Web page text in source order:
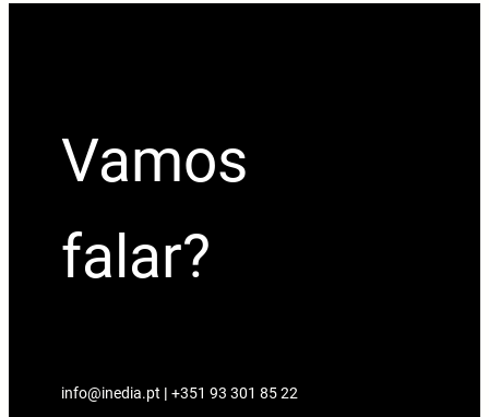
Vamos
falar?
info@inedia.pt | +351 93 301 85 22